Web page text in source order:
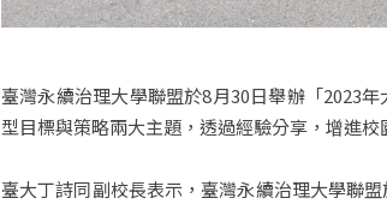
臺灣永續治理大學聯盟於8月30日舉辦「2023
型目標與策略兩大主題，透過經驗分享，增進
臺大丁詩同副校長表示，臺灣永續治理大學聯